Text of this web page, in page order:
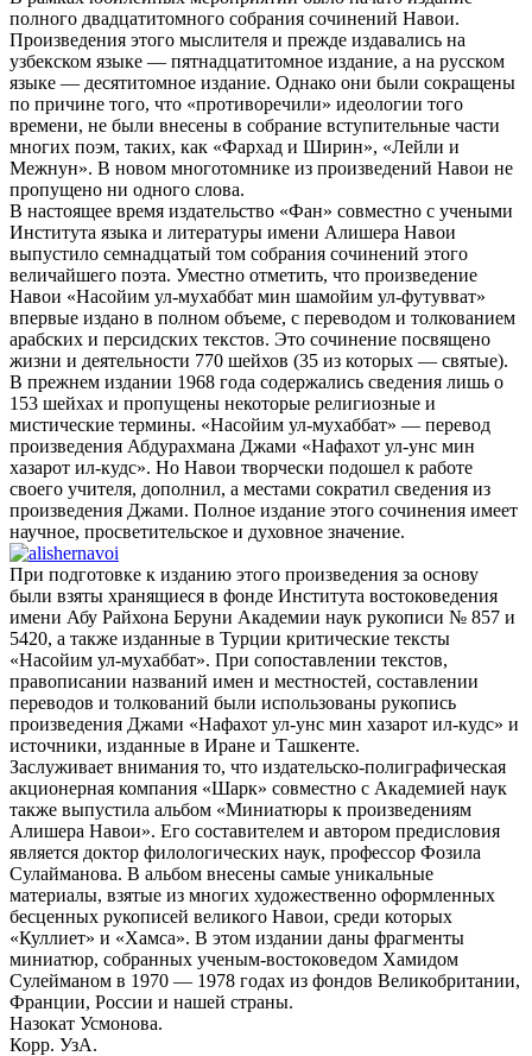
полного двадцатитомного собрания сочинений Навои.
Произведения этого мыслителя и прежде издавались на
узбекском языке — пятнадцатитомное издание, а на русском
языке — десятитомное издание. Однако они были сокращены
по причине того, что «противоречили» идеологии того
времени, не были внесены в собрание вступительные части
многих поэм, таких, как «Фархад и Ширин», «Лейли и
Межнун». В новом многотомнике из произведений Навои не
пропущено ни одного слова.
В настоящее время издательство «Фан» совместно с учеными
Института языка и литературы имени Алишера Навои
выпустило семнадцатый том собрания сочинений этого
величайшего поэта. Уместно отметить, что произведение
Навои «Насойим ул-мухаббат мин шамойим ул-футувват»
впервые издано в полном объеме, с переводом и толкованием
арабских и персидских текстов. Это сочинение посвящено
жизни и деятельности 770 шейхов (35 из которых — святые).
В прежнем издании 1968 года содержались сведения лишь о
153 шейхах и пропущены некоторые религиозные и
мистические термины. «Насойим ул-мухаббат» — перевод
произведения Абдурахмана Джами «Нафахот ул-унс мин
хазарот ил-кудс». Но Навои творчески подошел к работе
своего учителя, дополнил, а местами сократил сведения из
произведения Джами. Полное издание этого сочинения имеет
научное, просветительское и духовное значение.
При подготовке к изданию этого произведения за основу
были взяты хранящиеся в фонде Института востоковедения
имени Абу Райхона Беруни Академии наук рукописи № 857 и
5420, а также изданные в Турции критические тексты
«Насойим ул-мухаббат». При сопоставлении текстов,
правописании названий имен и местностей, составлении
переводов и толкований были использованы рукопись
произведения Джами «Нафахот ул-унс мин хазарот ил-кудс» и
источники, изданные в Иране и Ташкенте.
Заслуживает внимания то, что издательско-полиграфическая
акционерная компания «Шарк» совместно с Академией наук
также выпустила альбом «Миниатюры к произведениям
Алишера Навои». Его составителем и автором предисловия
является доктор филологических наук, профессор Фозила
Сулайманова. В альбом внесены самые уникальные
материалы, взятые из многих художественно оформленных
бесценных рукописей великого Навои, среди которых
«Куллиет» и «Хамса». В этом издании даны фрагменты
миниатюр, собранных ученым-востоковедом Хамидом
Сулейманом в 1970 — 1978 годах из фондов Великобритании,
Франции, России и нашей страны.
Назокат Усмонова.
Корр. УзА.